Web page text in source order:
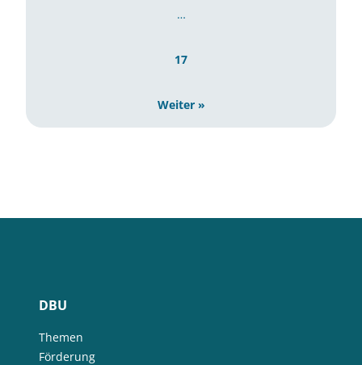
…
17
Weiter »
DBU
Themen
Förderung